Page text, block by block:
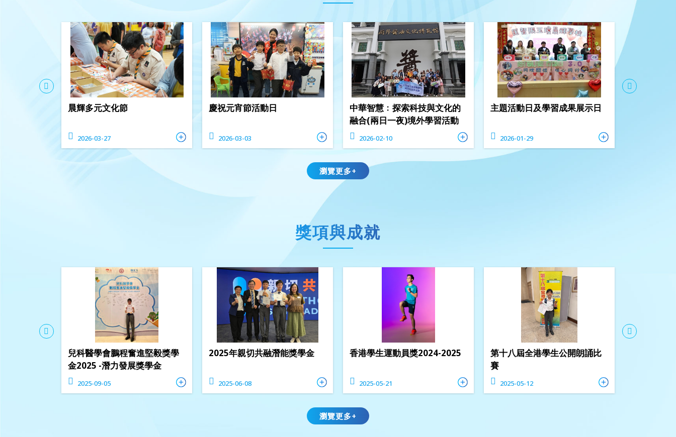
晨輝多元文化節
2026-03-27
慶祝元宵節活動日
2026-03-03
中華智慧﹕探索科技與文化的
融合(兩日一夜)境外學習活動
2026-02-10
主題活動日及學習成果展示日
2026-01-29
瀏覽更多+
獎項與成就
兒科醫學會鵬程奮進堅毅獎學
金2025 -潛力發展獎學金
2025-09-05
2025年親切共融潛能獎學金
2025-06-08
香港學生運動員獎2024-2025
2025-05-21
第十八屆全港學生公開朗誦比
賽
2025-05-12
瀏覽更多+